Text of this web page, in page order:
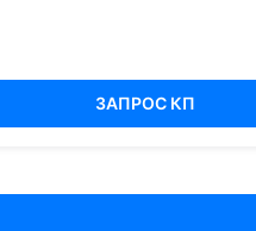
ЗАПРОС КП